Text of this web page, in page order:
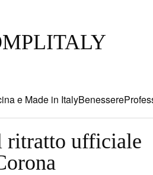
e Made in ItalyBenessere
ritratto ufficiale